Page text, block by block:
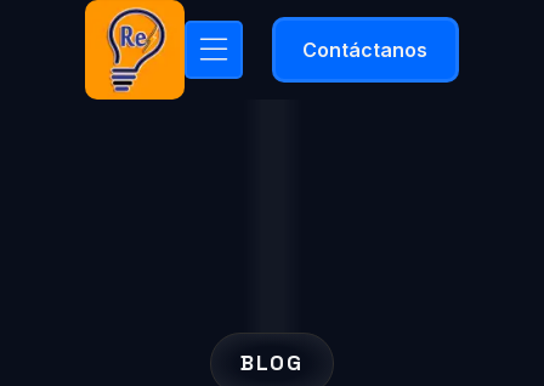
Contáctanos
BLOG